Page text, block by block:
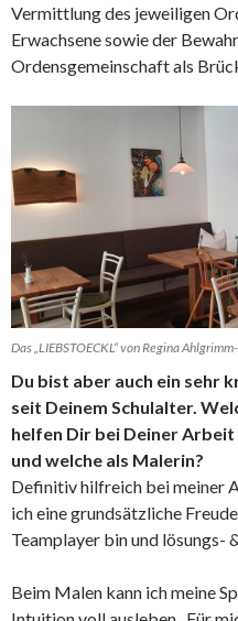
Vermittlung des jeweiligen
Erwachsene sowie der
Ordensgemeinschaft als
Das „LIEBSTOECKL“ von Regina
Du bist aber auch ein sehr
seit Deinem Schulalter.
helfen Dir bei Deiner
und welche als Malerin?
Definitiv hilfreich bei meiner
ich eine grundsätzliche
Teamplayer bin und
Beim Malen kann ich meine